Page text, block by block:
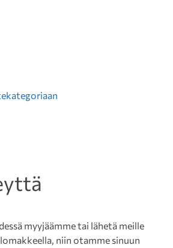
myyjäämme tai lähetä meille
niin otamme sinuun